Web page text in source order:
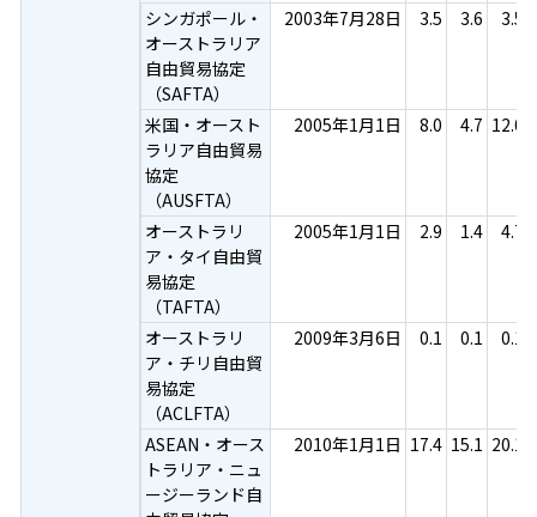
シンガポール・
オーストラリア
自由貿易協定
（SAFTA）
2003年7月28日 3.5 3.6 3.5
米国・オースト
ラリア自由貿易
協定
（AUSFTA）
2005年1月1日 8.0 4.7 12.0
オーストラリ
ア・タイ自由貿
易協定
（TAFTA）
2005年1月1日 2.9 1.4 4.7
オーストラリ
ア・チリ自由貿
易協定
（ACLFTA）
2009年3月6日 0.1 0.1 0.1
ASEAN・オース
トラリア・ニュ
ージーランド自
2010年1月1日 17.4 15.1 20.1